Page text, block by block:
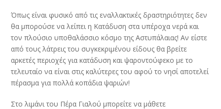
Όπως είναι φυσικό από τις εναλλακτικές δραστηριότητες δεν
θα μπορούσε να λείπει η Κατάδυση στα υπέροχα νερά και
τον πλούσιο υποθαλάσσιο κόσμο της Αστυπάλαιας! Αν είστε
από τους λάτρεις του συγκεκριμένου είδους θα βρείτε
αρκετές περιοχές για κατάδυση και ψαροντούφεκο με το
τελευταίο να είναι στις καλύτερες του αφού το νησί αποτελεί
πέρασμα για πολλά κοπάδια ψαριών!
Στο λιμάνι του Πέρα Γιαλού μπορείτε να μάθετε